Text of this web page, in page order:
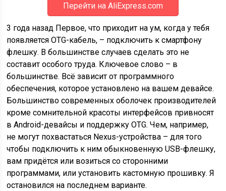
Перейти на AliExpress.com
3 года назад Первое, что приходит на ум, когда у тебя
появляется OTG-кабель, – подключить к смартфону
флешку. В большинстве случаев сделать это не
составит особого труда. Ключевое слово – в
большинстве. Всё зависит от программного
обеспечения, которое установлено на вашем девайсе.
Большинство современных оболочек производителей
кроме сомнительной красоты интерфейсов привносят
в Android-девайсы и поддержку OTG. Чем, например,
не могут похвастаться Nexus-устройства – для того
чтобы подключить к ним обыкновенную USB-флешку,
вам придётся или возиться со сторонними
программами, или установить кастомную прошивку. Я
остановился на последнем варианте.